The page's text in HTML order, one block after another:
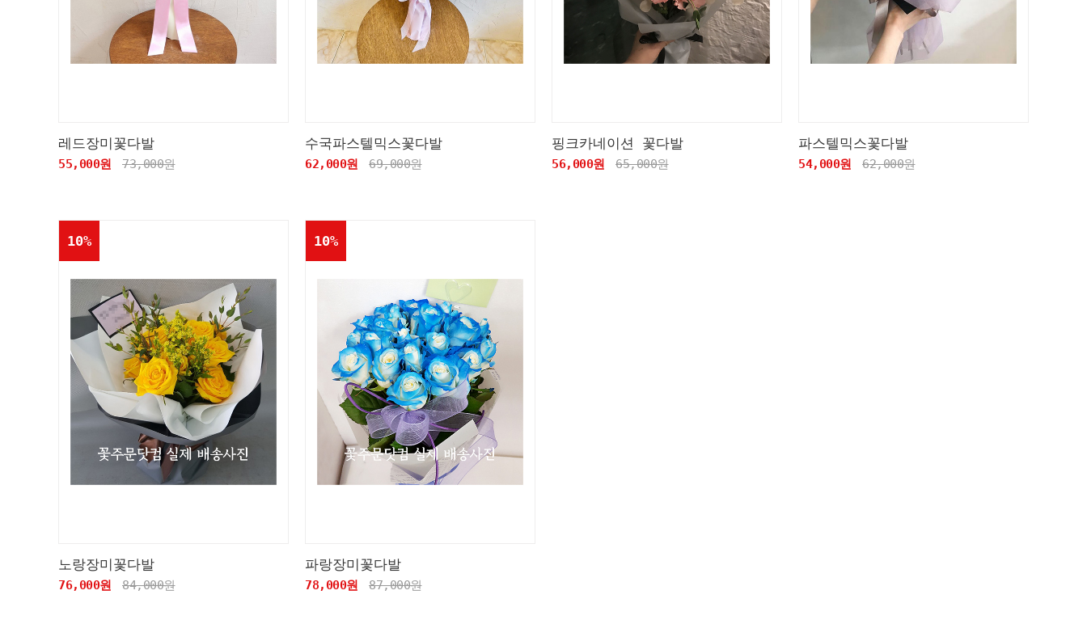
레드장미꽃다발
55,000원 73,000원
수국파스텔믹스꽃다발
62,000원 69,000원
핑크카네이션 꽃다발
56,000원 65,000원
파스텔믹스꽃다발
54,000원 62,000원
10%
노랑장미꽃다발
76,000원 84,000원
10%
파랑장미꽃다발
78,000원 87,000원